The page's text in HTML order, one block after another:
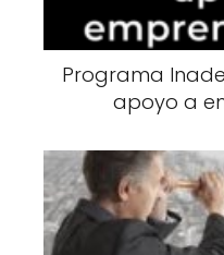
Programa
apoyo a